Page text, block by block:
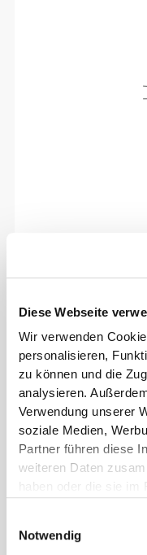
Diese Webseite
Wir verwenden
personalisieren,
zu können und die
analysieren.
Verwendung unserer
soziale Medien,
Partner führen diese
weiteren Daten
haben oder die sie
Notwendig
Sich jeden Tag
Dieser Artikel